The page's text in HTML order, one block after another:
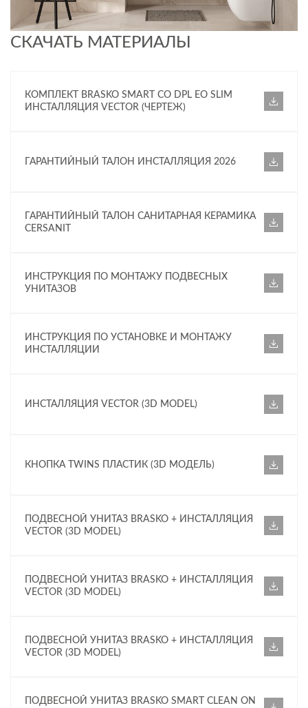
СКАЧАТЬ МАТЕРИАЛЫ
КОМПЛЕКТ BRASKO SMART CO DPL EO SLIM
ИНСТАЛЛЯЦИЯ VECTOR (ЧЕРТЕЖ)
ГАРАНТИЙНЫЙ ТАЛОН ИНСТАЛЛЯЦИЯ 2026
ГАРАНТИЙНЫЙ ТАЛОН САНИТАРНАЯ КЕРАМИКА
CERSANIT
ИНСТРУКЦИЯ ПО МОНТАЖУ ПОДВЕСНЫХ
УНИТАЗОВ
ИНСТРУКЦИЯ ПО УСТАНОВКЕ И МОНТАЖУ
ИНСТАЛЛЯЦИИ
ИНСТАЛЛЯЦИЯ VECTOR (3D MODEL)
КНОПКА TWINS ПЛАСТИК (3D МОДЕЛЬ)
ПОДВЕСНОЙ УНИТАЗ BRASKO + ИНСТАЛЛЯЦИЯ
VECTOR (3D MODEL)
ПОДВЕСНОЙ УНИТАЗ BRASKO + ИНСТАЛЛЯЦИЯ
VECTOR (3D MODEL)
ПОДВЕСНОЙ УНИТАЗ BRASKO + ИНСТАЛЛЯЦИЯ
VECTOR (3D MODEL)
ПОДВЕСНОЙ УНИТАЗ BRASKO SMART CLEAN ON